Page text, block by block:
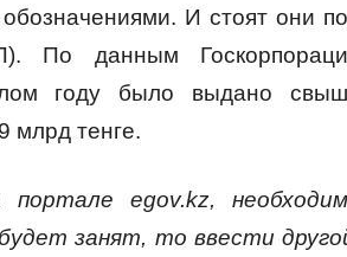
И стоят они
По данным
году было выдано
млрд тенге.
egov.kz,
занят, то ввести